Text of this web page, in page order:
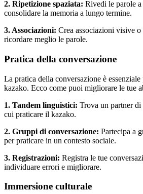
2. Ripetizione spaziata: Rivedi le parole
consolidare la memoria a lungo termine.
3. Associazioni: Crea associazioni visive
ricordare meglio le parole.
Pratica della conversazione
La pratica della conversazione è
kazako. Ecco come puoi migliorare le tue
1. Tandem linguistici: Trova un partner
cui praticare il kazako.
2. Gruppi di conversazione: Partecipa a
per praticare in un contesto sociale.
3. Registrazioni: Registra le tue
individuare errori e migliorare.
Immersione culturale